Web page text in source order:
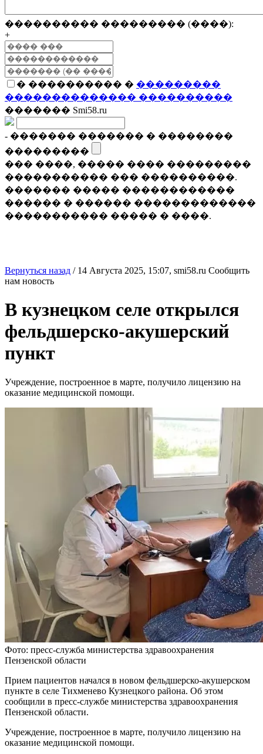
���������� ��������� (����):
+
� ���������� � ���������
�������������� ����������
������� Smi58.ru
- ������� ������� � ��������
���������
��� ����, ����� ���� ���������
����������� ��� ����������.
������� ����� ������������
������ � ������ �������������
����������� ����� � ����.
Вернуться назад / 14 Августа 2025, 15:07, smi58.ru Сообщить
нам новость
В кузнецком селе открылся
фельдшерско-акушерский
пункт
Учреждение, построенное в марте, получило лицензию на
оказание медицинской помощи.
Фото: пресс-служба министерства здравоохранения
Пензенской области
Прием пациентов начался в новом фельдшерско-акушерском
пункте в селе Тихменево Кузнецкого района. Об этом
сообщили в пресс-службе министерства здравоохранения
Пензенской области.
Учреждение, построенное в марте, получило лицензию на
оказание медицинской помощи.